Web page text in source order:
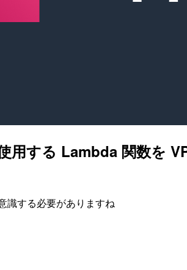
する Lambda 関数を
識する必要がありますね